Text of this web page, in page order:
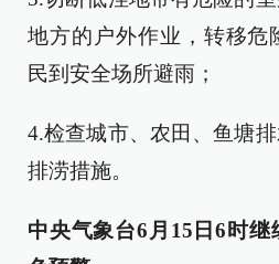
地方的户外作业，转移危
民到安全场所避雨；
4.检查城市、农田、鱼塘
排涝措施。
中央气象台6月15日6时